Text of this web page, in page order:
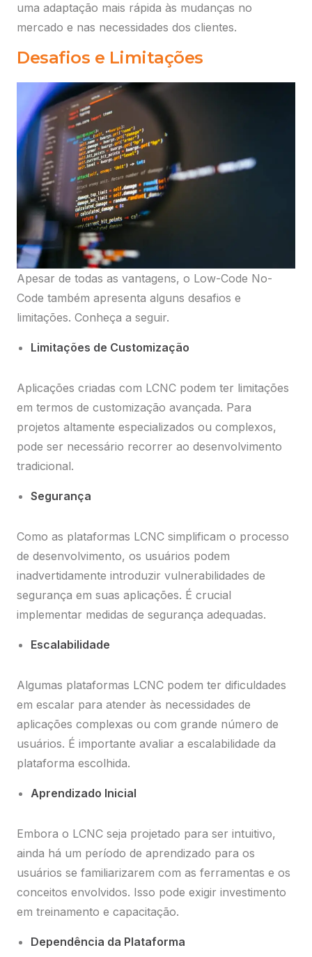
uma adaptação mais rápida às mudanças no
mercado e nas necessidades dos clientes.
Desafios e Limitações
Apesar de todas as vantagens, o Low-Code No-
Code também apresenta alguns desafios e
limitações. Conheça a seguir.
Limitações de Customização
Aplicações criadas com LCNC podem ter limitações
em termos de customização avançada. Para
projetos altamente especializados ou complexos,
pode ser necessário recorrer ao desenvolvimento
tradicional.
Segurança
Como as plataformas LCNC simplificam o processo
de desenvolvimento, os usuários podem
inadvertidamente introduzir vulnerabilidades de
segurança em suas aplicações. É crucial
implementar medidas de segurança adequadas.
Escalabilidade
Algumas plataformas LCNC podem ter dificuldades
em escalar para atender às necessidades de
aplicações complexas ou com grande número de
usuários. É importante avaliar a escalabilidade da
plataforma escolhida.
Aprendizado Inicial
Embora o LCNC seja projetado para ser intuitivo,
ainda há um período de aprendizado para os
usuários se familiarizarem com as ferramentas e os
conceitos envolvidos. Isso pode exigir investimento
em treinamento e capacitação.
Dependência da Plataforma